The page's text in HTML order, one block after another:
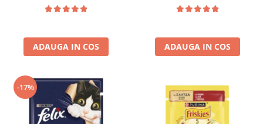
ADAUGA IN COS ADAUGA IN COS
-17%